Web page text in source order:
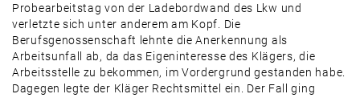
Probearbeitstag von der Ladebordwand des Lkw und
verletzte sich unter anderem am Kopf. Die
Berufsgenossenschaft lehnte die Anerkennung als
Arbeitsunfall ab, da das Eigeninteresse des Klägers, die
Arbeitsstelle zu bekommen, im Vordergrund gestanden habe.
Dagegen legte der Kläger Rechtsmittel ein. Der Fall ging